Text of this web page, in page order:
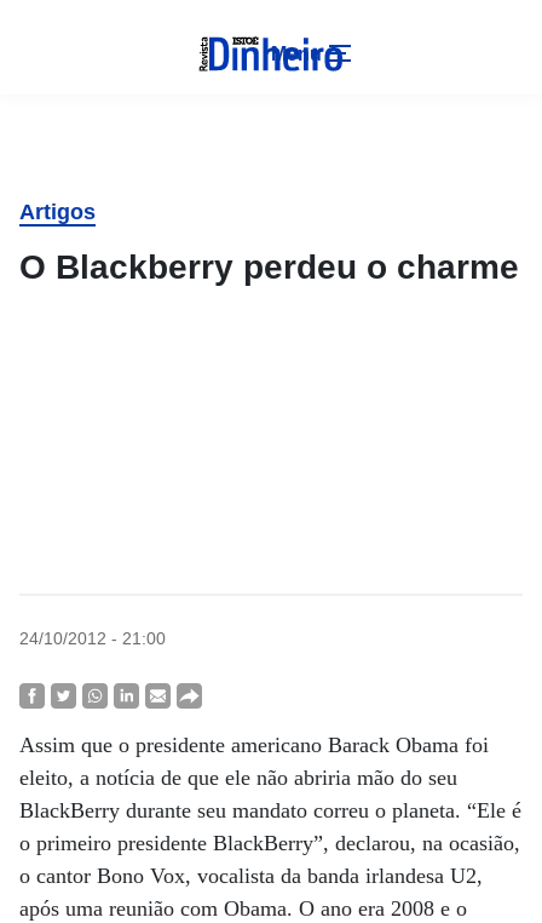
Menu
Artigos
O Blackberry perdeu o charme
24/10/2012 - 21:00
Assim que o presidente americano Barack Obama foi
eleito, a notícia de que ele não abriria mão do seu
BlackBerry durante seu mandato correu o planeta. “Ele é
o primeiro presidente BlackBerry”, declarou, na ocasião,
o cantor Bono Vox, vocalista da banda irlandesa U2,
após uma reunião com Obama. O ano era 2008 e o